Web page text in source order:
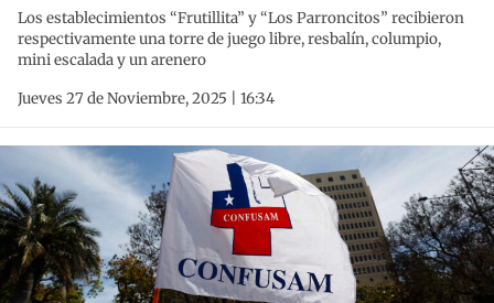
Los establecimientos “Frutillita” y “Los Parroncitos” recibieron
respectivamente una torre de juego libre, resbalín, columpio,
mini escalada y un arenero
Jueves 27 de Noviembre, 2025 | 16:34